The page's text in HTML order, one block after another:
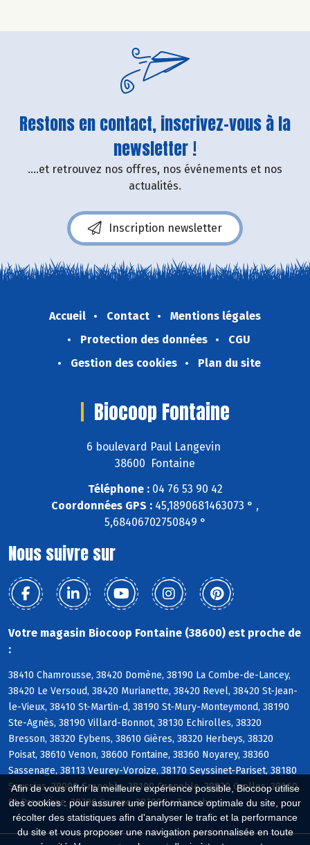
Afin de vous offrir la meilleure expérience possible, Biocoop utilise
des cookies : pour assurer une performance optimale du site, pour
récolter des statistiques afin d'analyser le trafic et la performance
du site et vous proposer une navigation personnalisée en toute
Restons en contact, inscrivez-vous à la
newsletter !
....et retrouvez nos offres, nos événements et nos
actualités.
Inscription newsletter
Accueil Contact
Mentions légales
Protection des données
CGU
Gestion des cookies
Plan du site
Biocoop Fontaine
6 boulevard Paul Langevin
38600 Fontaine
Téléphone :04 76 53 90 42
Coordonnées GPS : 45,1890681463073 ° ,
5,68406702750849 °
Nous suivre sur
Votre magasin Biocoop Fontaine (38600) est proche de
:
38410 Chamrousse, 38420 Domène, 38190 La Combe-de-Lancey,
38420 Le Versoud, 38420 Murianette, 38420 Revel, 38420 St-Jean-
le-Vieux, 38410 St-Martin-d, 38190 St-Mury-Monteymond, 38190
Ste-Agnès, 38190 Villard-Bonnot, 38130 Echirolles, 38320
Bresson, 38320 Eybens, 38610 Gières, 38320 Herbeys, 38320
Poisat, 38610 Venon, 38600 Fontaine, 38360 Noyarey, 38360
Sassenage, 38113 Veurey-Voroize, 38170 Seyssinet-Pariset, 38180
Seyssins, 38000 Grenoble, 38100 Grenoble, 38920 Crolles, 38660
St-Pancrasse, 38700 Corenc, 38700 La Tronche